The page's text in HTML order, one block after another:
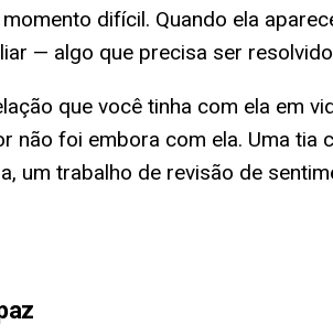
difícil. Quando ela
— algo que precisa ser
que você tinha com ela em
foi embora com ela. Uma
um trabalho de revisão de